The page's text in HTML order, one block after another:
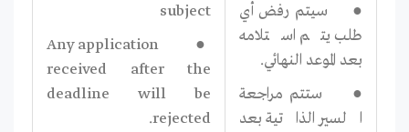
● سيتم رفض أي
طلب يتم استلامه
بعد الموعد النهائي.
● ستتم مراجعة
السير الذاتية بعد
subject
● Any application
received after the
deadline will be
rejected.